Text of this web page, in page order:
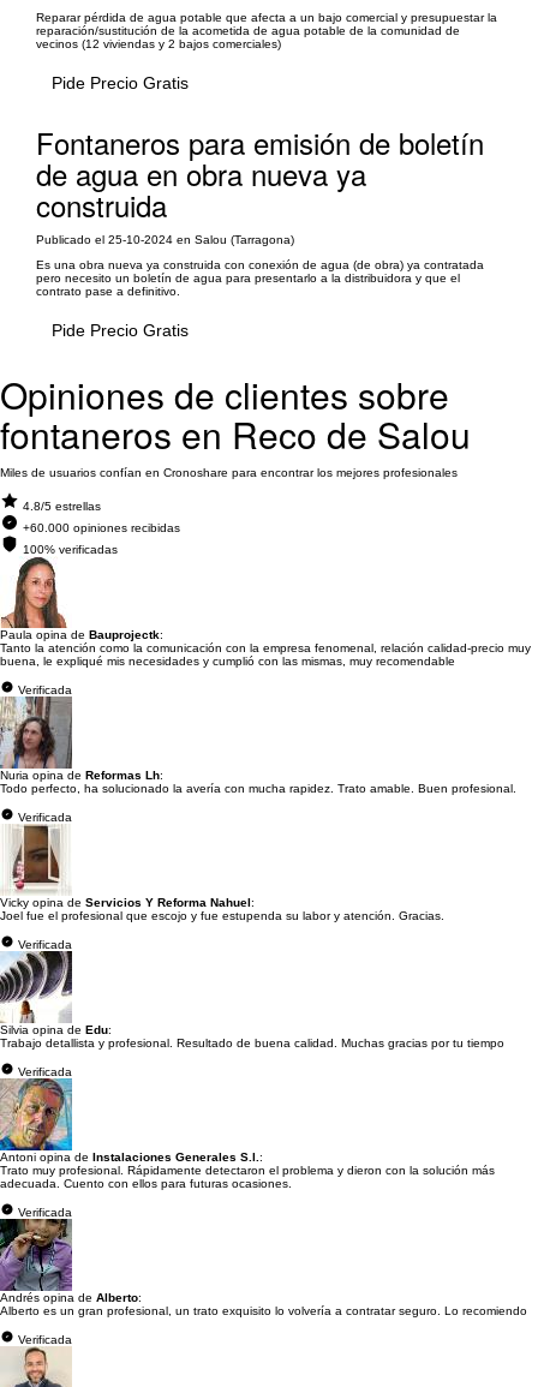
Reparar pérdida de agua potable que afecta a un bajo comercial y presupuestar la
reparación/sustitución de la acometida de agua potable de la comunidad de
vecinos (12 viviendas y 2 bajos comerciales)
Pide Precio Gratis
Fontaneros para emisión de boletín
de agua en obra nueva ya
construida
Publicado el 25-10-2024 en Salou (Tarragona)
Es una obra nueva ya construida con conexión de agua (de obra) ya contratada
pero necesito un boletín de agua para presentarlo a la distribuidora y que el
contrato pase a definitivo.
Pide Precio Gratis
Opiniones de clientes sobre
fontaneros en Reco de Salou
Miles de usuarios confían en Cronoshare para encontrar los mejores profesionales
4.8/5 estrellas
+60.000 opiniones recibidas
100% verificadas
Paula opina de Bauprojectk:
Tanto la atención como la comunicación con la empresa fenomenal, relación calidad-precio muy
buena, le expliqué mis necesidades y cumplió con las mismas, muy recomendable
Verificada
Nuria opina de Reformas Lh:
Todo perfecto, ha solucionado la avería con mucha rapidez. Trato amable. Buen profesional.
Verificada
Vicky opina de Servicios Y Reforma Nahuel:
Joel fue el profesional que escojo y fue estupenda su labor y atención. Gracias.
Verificada
Silvia opina de Edu:
Trabajo detallista y profesional. Resultado de buena calidad. Muchas gracias por tu tiempo
Verificada
Antoni opina de Instalaciones Generales S.l. :
Trato muy profesional. Rápidamente detectaron el problema y dieron con la solución más
adecuada. Cuento con ellos para futuras ocasiones.
Verificada
Andrés opina de Alberto:
Alberto es un gran profesional, un trato exquisito lo volvería a contratar seguro. Lo recomiendo
Verificada